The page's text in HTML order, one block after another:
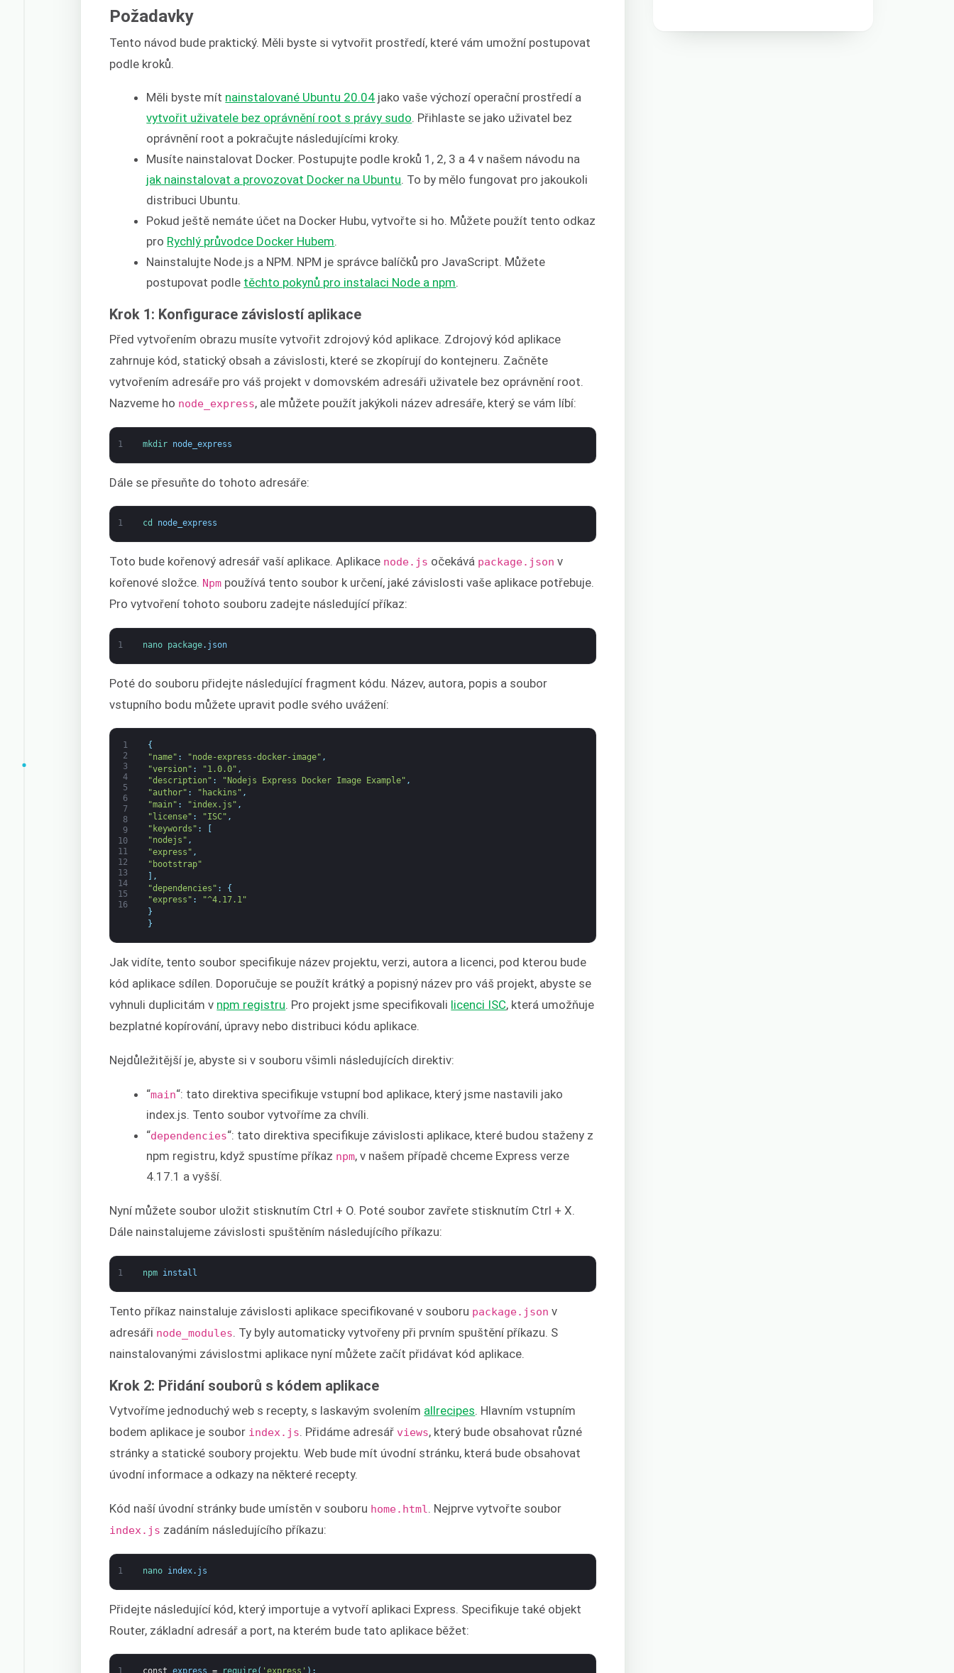
Požadavky
Tento návod bude praktický. Měli byste si vytvořit prostředí, které vám umožní postupovat
podle kroků.
Měli byste mít nainstalované Ubuntu 20.04 jako vaše výchozí operační prostředí a
vytvořit uživatele bez oprávnění root s právy sudo. Přihlaste se jako uživatel bez
oprávnění root a pokračujte následujícími kroky.
Musíte nainstalovat Docker. Postupujte podle kroků 1, 2, 3 a 4 v našem návodu na
jak nainstalovat a provozovat Docker na Ubuntu. To by mělo fungovat pro jakoukoli
distribuci Ubuntu.
Pokud ještě nemáte účet na Docker Hubu, vytvořte si ho. Můžete použít tento odkaz
pro Rychlý průvodce Docker Hubem.
Nainstalujte Node.js a NPM. NPM je správce balíčků pro JavaScript. Můžete
postupovat podle těchto pokynů pro instalaci Node a npm.
Krok 1: Konfigurace závislostí aplikace
Před vytvořením obrazu musíte vytvořit zdrojový kód aplikace. Zdrojový kód aplikace
zahrnuje kód, statický obsah a závislosti, které se zkopírují do kontejneru. Začněte
vytvořením adresáře pro váš projekt v domovském adresáři uživatele bez oprávnění root.
Nazveme ho node_express, ale můžete použít jakýkoli název adresáře, který se vám líbí:
1 mkdir node_express
Dále se přesuňte do tohoto adresáře:
1 cd node_express
Toto bude kořenový adresář vaší aplikace. Aplikace node.js očekává package.json v
kořenové složce. Npm používá tento soubor k určení, jaké závislosti vaše aplikace potřebuje.
Pro vytvoření tohoto souboru zadejte následující příkaz:
1 nano package. json
Poté do souboru přidejte následující fragment kódu. Název, autora, popis a soubor
vstupního bodu můžete upravit podle svého uvážení:
1
2
3
4
5
6
7
8
9
10
11
12
13
14
15
16
{
"name" : "node-express-docker-image" ,
"version" : "1.0.0" ,
"description" : "Nodejs Express Docker Image Example" ,
"author" : "hackins" ,
"main" : "index.js" ,
"license" : "ISC" ,
"keywords" :
[
"nodejs" ,
"express" ,
"bootstrap"
] ,
"dependencies" :
{
"express" :
"^4.17.1"
}
}
Jak vidíte, tento soubor specifikuje název projektu, verzi, autora a licenci, pod kterou bude
kód aplikace sdílen. Doporučuje se použít krátký a popisný název pro váš projekt, abyste se
vyhnuli duplicitám v npm registru. Pro projekt jsme specifikovali licenci ISC, která umožňuje
bezplatné kopírování, úpravy nebo distribuci kódu aplikace.
Nejdůležitější je, abyste si v souboru všimli následujících direktiv:
“main“: tato direktiva specifikuje vstupní bod aplikace, který jsme nastavili jako
index.js. Tento soubor vytvoříme za chvíli.
“dependencies“: tato direktiva specifikuje závislosti aplikace, které budou staženy z
npm registru, když spustíme příkaz npm, v našem případě chceme Express verze
4.17.1 a vyšší.
Nyní můžete soubor uložit stisknutím Ctrl + O. Poté soubor zavřete stisknutím Ctrl + X.
Dále nainstalujeme závislosti spuštěním následujícího příkazu:
1 npm install
Tento příkaz nainstaluje závislosti aplikace specifikované v souboru package.json v
adresáři node_modules . Ty byly automaticky vytvořeny při prvním spuštění příkazu. S
nainstalovanými závislostmi aplikace nyní můžete začít přidávat kód aplikace.
Krok 2: Přidání souborů s kódem aplikace
Vytvoříme jednoduchý web s recepty, s laskavým svolením allrecipes . Hlavním vstupním
bodem aplikace je soubor index.js . Přidáme adresář views, který bude obsahovat různé
stránky a statické soubory projektu. Web bude mít úvodní stránku, která bude obsahovat
úvodní informace a odkazy na některé recepty.
Kód naší úvodní stránky bude umístěn v souboru home.html . Nejprve vytvořte soubor
index.js zadáním následujícího příkazu:
1 nano index. js
Přidejte následující kód, který importuje a vytvoří aplikaci Express. Specifikuje také objekt
Router, základní adresář a port, na kterém bude tato aplikace běžet:
1 const express = require( 'express' ) ;